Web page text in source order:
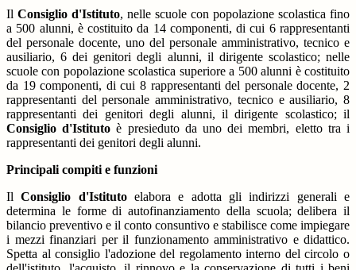
Il Consiglio d'Istituto, nelle scuole con popolazione scolastica fino
a 500 alunni, è costituito da 14 componenti, di cui 6 rappresentanti
del personale docente, uno del personale amministrativo, tecnico e
ausiliario, 6 dei genitori degli alunni, il dirigente scolastico; nelle
scuole con popolazione scolastica superiore a 500 alunni è costituito
da 19 componenti, di cui 8 rappresentanti del personale docente, 2
rappresentanti del personale amministrativo, tecnico e ausiliario, 8
rappresentanti dei genitori degli alunni, il dirigente scolastico; il
Consiglio d'Istituto è presieduto da uno dei membri, eletto tra i
rappresentanti dei genitori degli alunni.
Principali compiti e funzioni
IlConsiglio d'Istitutoelabora e adotta gli indirizzi generali e
determina le forme di autofinanziamento della scuola; delibera il
bilancio preventivo e il conto consuntivo e stabilisce come impiegare
i mezzi finanziari per il funzionamento amministrativo e didattico.
Spetta al consiglio l'adozione del regolamento interno del circolo o